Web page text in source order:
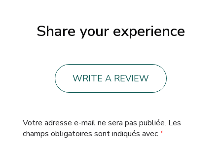
Share your experience
WRITE A REVIEW
Votre adresse e-mail ne sera pas publiée. Les
champs obligatoires sont indiqués avec*